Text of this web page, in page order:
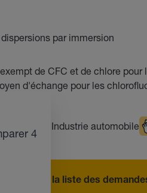
par immersion
de CFC et de chlore
d'échange pour les
Industrie automobile
Ajouter à la liste des
4